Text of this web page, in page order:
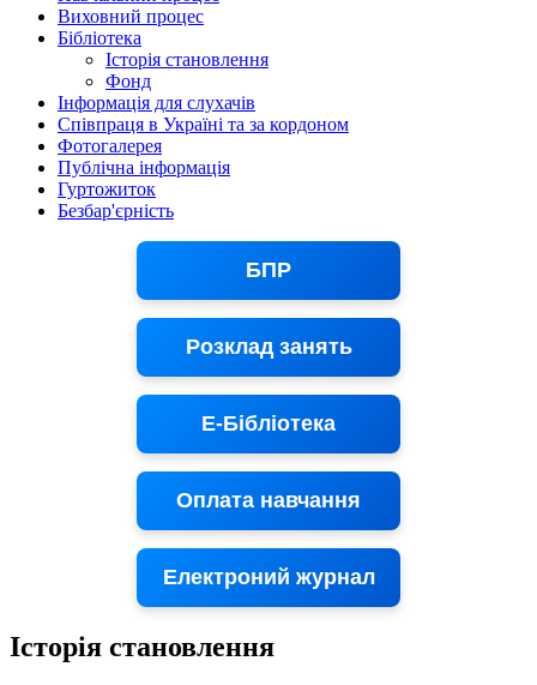
Виховний процес
Бібліотека
Історія становлення
Фонд
Інформація для слухачів
Співпраця в Україні та за кордоном
Фотогалерея
Публічна інформація
Гуртожиток
Безбар'єрність
БПР
Розклад занять
Е-Бібліотека
Оплата навчання
Електроний журнал
Історія становлення